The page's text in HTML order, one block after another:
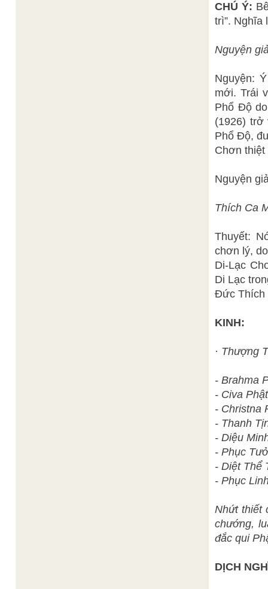
CHÚ Ý:
trì”. Nghĩa
Nguyện
Nguyện:
mới. Trái
Phổ Độ
(1926) trở
Phổ Độ,
Chơn
Nguyện
Thích Ca
Thuyết:
chơn lý,
Di-Lạc
Di Lạc
Đức Thích
KINH:
· Thượng
- Brahma
- Civa
- Christna
- Thanh
- Diệu
- Phục
- Diệt Thể
- Phục
Nhứt thiết
chướng,
đắc qui
DỊCH